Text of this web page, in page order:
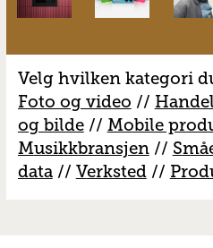
Velg hvilken kategori
Foto og video // Handel
og bilde// Mobile
Musikkbransjen// S
data// Verksted//